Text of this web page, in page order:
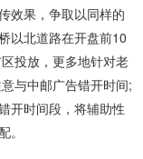
效果，争取以同样的
以北道路在开盘前10
投放，更多地针对老
与中邮广告错开时间;
开时间段，将辅助性
。